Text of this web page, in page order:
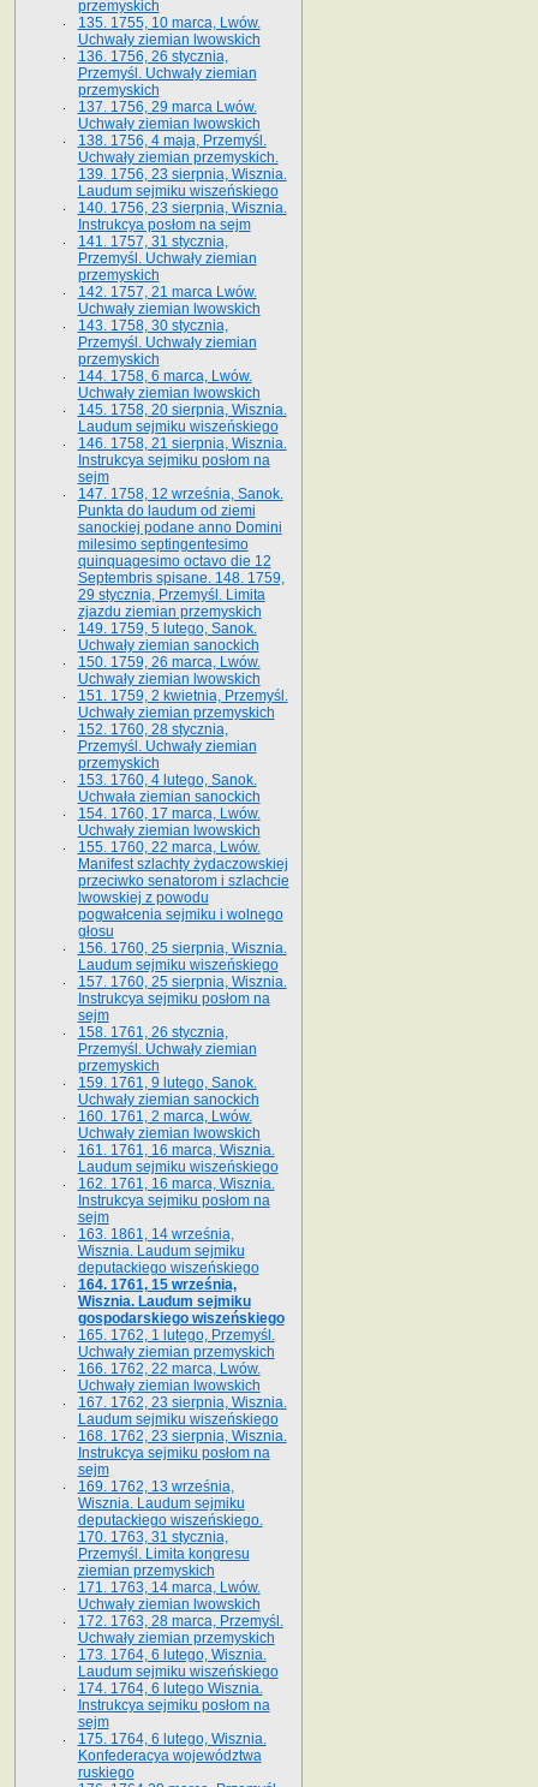
przemyskich
135. 1755, 10 marca, Lwów.
Uchwały ziemian lwowskich
136. 1756, 26 stycznia,
Przemyśl. Uchwały ziemian
przemyskich
137. 1756, 29 marca Lwów.
Uchwały ziemian lwowskich
138. 1756, 4 maja, Przemyśl.
Uchwały ziemian przemyskich.
139. 1756, 23 sierpnia, Wisznia.
Laudum sejmiku wiszeńskiego
140. 1756, 23 sierpnia, Wisznia.
Instrukcya posłom na sejm
141. 1757, 31 stycznia,
Przemyśl. Uchwały ziemian
przemyskich
142. 1757, 21 marca Lwów.
Uchwały ziemian lwowskich
143. 1758, 30 stycznia,
Przemyśl. Uchwały ziemian
przemyskich
144. 1758, 6 marca, Lwów.
Uchwały ziemian lwowskich
145. 1758, 20 sierpnia, Wisznia.
Laudum sejmiku wiszeńskiego
146. 1758, 21 sierpnia, Wisznia.
Instrukcya sejmiku posłom na
sejm
147. 1758, 12 września, Sanok.
Punkta do laudum od ziemi
sanockiej podane anno Domini
milesimo septingentesimo
quinquagesimo octavo die 12
Septembris spisane. 148. 1759,
29 stycznia, Przemyśl. Limita
zjazdu ziemian przemyskich
149. 1759, 5 lutego, Sanok.
Uchwały ziemian sanockich
150. 1759, 26 marca, Lwów.
Uchwały ziemian lwowskich
151. 1759, 2 kwietnia, Przemyśl.
Uchwały ziemian przemyskich
152. 1760, 28 stycznia,
Przemyśl. Uchwały ziemian
przemyskich
153. 1760, 4 lutego, Sanok.
Uchwała ziemian sanockich
154. 1760, 17 marca, Lwów.
Uchwały ziemian lwowskich
155. 1760, 22 marca, Lwów.
Manifest szlachty żydaczowskiej
przeciwko senatorom i szlachcie
lwowskiej z po­wodu
pogwałcenia sejmiku i wolnego
głosu
156. 1760, 25 sierpnia, Wisznia.
Laudum sejmiku wiszeńskiego
157. 1760, 25 sierpnia, Wisznia.
Instrukcya sejmiku posłom na
sejm
158. 1761, 26 stycznia,
Przemyśl. Uchwały ziemian
przemyskich
159. 1761, 9 lutego, Sanok.
Uchwały ziemian sanockich
160. 1761, 2 marca, Lwów.
Uchwały ziemian lwowskich
161. 1761, 16 marca, Wisznia.
Laudum sejmiku wiszeńskiego
162. 1761, 16 marca, Wisznia.
Instrukcya sejmiku posłom na
sejm
163. 1861, 14 września,
Wisznia. Laudum sejmiku
deputackiego wiszeńskiego
164. 1761, 15 września,
Wisznia. Laudum sejmiku
gospodarskiego wiszeńskiego
165. 1762, 1 lutego, Przemyśl.
Uchwały ziemian przemyskich
166. 1762, 22 marca, Lwów.
Uchwały ziemian lwowskich
167. 1762, 23 sierpnia, Wisznia.
Laudum sejmiku wiszeńskiego
168. 1762, 23 sierpnia, Wisznia.
Instrukcya sejmiku posłom na
sejm
169. 1762, 13 września,
Wisznia. Laudum sejmiku
deputackiego wiszeńskiego.
170. 1763, 31 stycznia,
Przemyśl. Limita kongresu
ziemian przemyskich
171. 1763, 14 marca, Lwów.
Uchwały ziemian lwowskich
172. 1763, 28 marca, Przemyśl.
Uchwały ziemian przemyskich
173. 1764, 6 lutego, Wisznia.
Laudum sejmiku wiszeńskiego
174. 1764, 6 lutego Wisznia.
Instrukcya sejmiku posłom na
sejm
175. 1764, 6 lutego, Wisznia.
Konfederacya województwa
ruskiego